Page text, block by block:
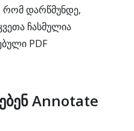
რომ დარწმუნდე,
ჩასმულია
PDF
Annotate